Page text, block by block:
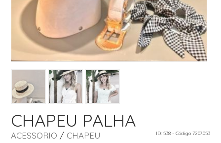
CHAPEU PALHA
ACESSORIO / CHAPEU ID: 538 - Código 7207.053